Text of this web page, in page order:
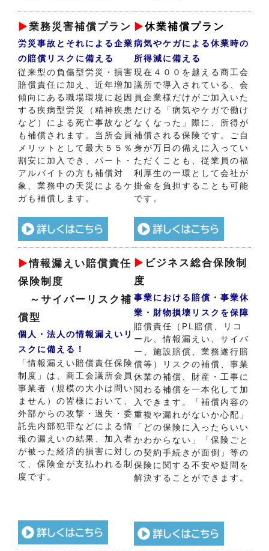
▶業務災害補償プラン
労災事故とそれによる企業
の賠償リスクに備える
従来型の負傷型労災・損害
賠償責任に加え、近年増加
傾向にある職場環境に起因
する疾病型労災（精神疾患
など）による死亡事故など
も補償されます。当所会員
メリットとして最大５５％
割安に加入でき、パート・
アルバイトの方も補償対
象、業務中の天災によるケ
ガも補償します。
▶休業補償プラン
病気やケガによる休業時の
所得減に備える
現在４００を越える商工会
議所で導入されている、会
員企業様だけがご加入いた
だける「病気やケガで働け
なくなった」際に、所得が
補償される保険です。ご自
身が万日の備えに入ってい
ただくことも、従業員の福
利厚生の一環として会社が
掛金を負担することも可能
です。
▶情報漏えい賠償責任
保険制度
～サイバーリスク補
償型
個人・法人の情報漏えいリ
スクに備える！
「情報漏えい賠償責任保険
制度」は、商工会議所会員
事業者（規模の大小は問い
ません）の皆様において、
外部からの攻撃・過失・委
託先内部犯罪などによる情
報の漏えいの結果、加入者
が被った経済的損害に対し
て、保険金が支払われる制
度です。
▶ ビジネス総合保険制
度
事業における賠償・事業休
業・財物損壊リスクを保障
賠償責任（PL賠償、リコ
ール、情報漏えい、サイバ
ー、施設賠償、業務遂行賠
償等）リスクの補償、事業
休業の補償、財産・工事に
関わる補償を一本化して加
入できます。
「補償内容の
重複や漏れがないか心配」
「どの保険に入ったらいい
かわからない」「保険ごと
の契約手続きが面倒」等の
保険に関する不安や疑問を
解決することができます。